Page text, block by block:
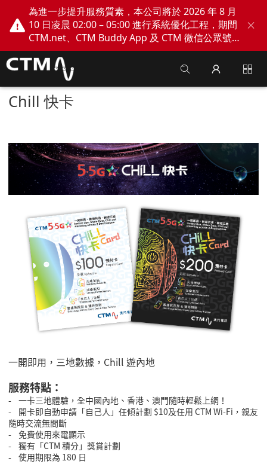
為進一步提升服務質素，本公司將於 2026 年 8 月
10 日凌晨 02:00 – 05:00 進行系統優化工程，期間
CTM.net、CTM Buddy App 及 CTM 微信公眾號
網上服務將會暫停。不便之處，敬請見諒！
Chill 快卡
一開即用，三地數據，Chill 遊內地
服務特點：
- 一卡三地體驗，全中國內地、香港、澳門隨時輕鬆上網！
- 開卡即自動申請「自己人」任傾計劃 $10及任用 CTM Wi-Fi，親友
隨時交流無間斷
- 免費使用來電顯示
- 獨有「CTM 積分」獎賞計劃
- 使用期限為 180 日